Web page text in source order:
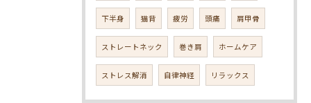
下半身 猫背 疲労 頭痛 肩甲骨
ストレートネック 巻き肩 ホームケア
ストレス解消 自律神経 リラックス